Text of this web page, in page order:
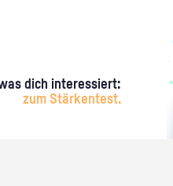
dich interessiert:
zum Stärkentest.